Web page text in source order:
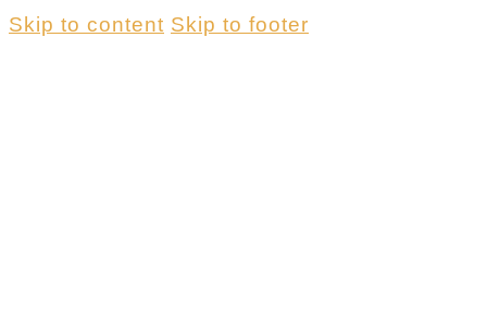
Skip to content Skip to footer